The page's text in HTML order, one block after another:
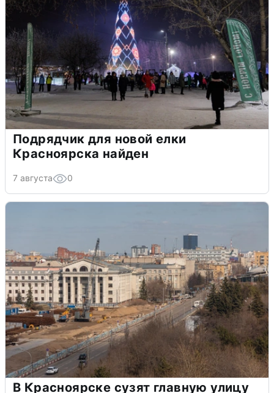
Подрядчик для новой елки
Красноярска найден
7 августа 0
В Красноярске сузят главную улицу